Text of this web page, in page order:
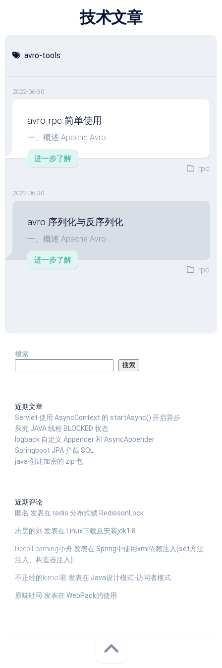
技术文章
avro-tools
2022-06-30
avro rpc 简单使用
一、概述 Apache Avro...
进一步了解
rpc
2022-06-30
avro 序列化与反序列化
一、概述 Apache Avro...
进一步了解
rpc
搜索
搜索
近期文章
Servlet 使用 AsyncContext 的 startAsync() 开启异步
探究 JAVA 线程 BLOCKED 状态
logback 自定义 Appender 和 AsyncAppender
Springboot JPA 拦截 SQL
java 创建加密的 zip 包
近期评论
匿名 发表在 redis 分布式锁 RedissonLock
志昊的刘 发表在 Linux下载及安装jdk1.8
Deep Learning小舟 发表在 Spring中使用xml依赖注入(set方法
注入、构造器注入)
不正经的kimol君 发表在 Java设计模式-访问者模式
原味吐司 发表在 WebPack的使用